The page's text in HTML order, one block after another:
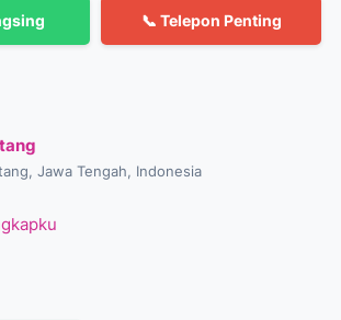
📞 Telepon Penting
Jawa Tengah, Indonesia